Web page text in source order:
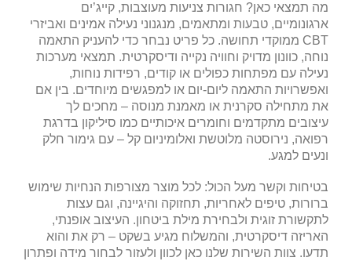
מה תמצאי כאן? חגורות צניעות מעוצבות, קייג’ים
ארגונומיים, טבעות ומתאמים, מנגנוני נעילה אמינים ואביזרי
CBT ממוקדי תחושה. כל פריט נבחר כדי להעניק התאמה
נוחה, כוונון מדויק וחוויה נקייה ודיסקרטית. תמצאי מערכות
נעילה עם מפתחות כפולים או קודים, רפידות נוחות,
ואפשרויות התאמה ליום‑יום או למפגשים מיוחדים. בין אם
את מתחילה סקרנית או מאמנת מנוסה – מחכים לך
עיצובים מתקדמים וחומרים איכותיים כמו סיליקון בדרגת
רפואה, נירוסטה מלוטשת ואלומיניום קל – עם גימור חלק
ונעים למגע.
בטיחות וקשר מעל הכול: לכל מוצר מצורפות הנחיות שימוש
ברורות, טיפים לאחריות, תחזוקה והיגיינה, וגם עצות
לתקשורת זוגית ולבחירת מילת ביטחון. העיצוב אופנתי,
האריזה דיסקרטית, והמשלוח מגיע בשקט – רק את והוא
תדעו. צוות השירות שלנו כאן לכוון ולעזור לבחור מידה ופתרון